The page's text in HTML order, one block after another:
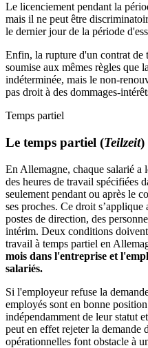
Le licenciement pendant la
mais il ne peut être
le dernier jour de la période
Enfin, la rupture d'un contrat de
soumise aux mêmes règles que
indéterminée, mais le non-
pas droit à des dommages-
Temps partiel
Le temps partiel (Teilzeit)
En Allemagne, chaque salarié a
des heures de travail spécifiées
seulement pendant ou après le
ses proches. Ce droit
postes de direction, des
intérim. Deux conditions
travail à temps partiel en
mois dans l'entreprise et
salariés.
Si l'employeur refuse la
employés sont en bonne
indépendamment de leur statut
peut en effet rejeter la demande
opérationnelles font obstacle à